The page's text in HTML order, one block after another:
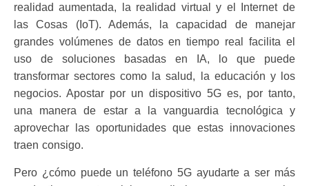
realidad aumentada, la realidad virtual y el Internet de
las Cosas (IoT). Además, la capacidad de manejar
grandes volúmenes de datos en tiempo real facilita el
uso de soluciones basadas en IA, lo que puede
transformar sectores como la salud, la educación y los
negocios. Apostar por un dispositivo 5G es, por tanto,
una manera de estar a la vanguardia tecnológica y
aprovechar las oportunidades que estas innovaciones
traen consigo.
Pero ¿cómo puede un teléfono 5G ayudarte a ser más